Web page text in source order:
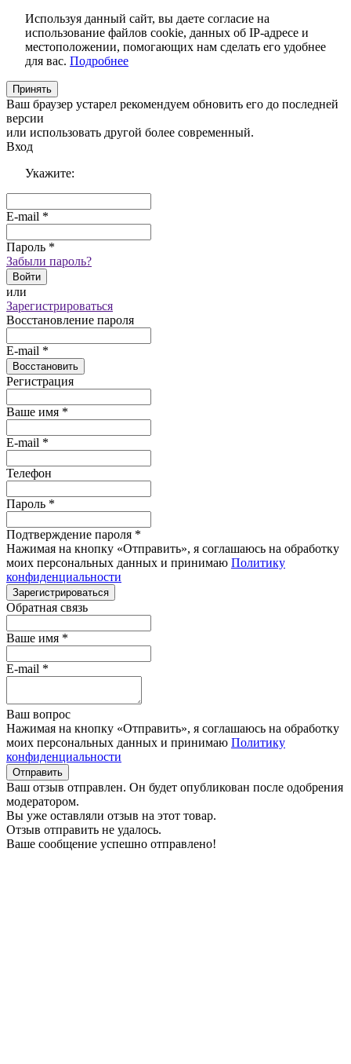
Используя данный сайт, вы даете согласие на
использование файлов cookie, данных об IP-адресе и
местоположении, помогающих нам сделать его удобнее
для вас. Подробнее
Принять
Ваш браузер устарел рекомендуем обновить его до последней
версии
или использовать другой более современный.
Вход
Укажите:
E-mail *
Пароль *
Забыли пароль?
Войти
или
Зарегистрироваться
Восстановление пароля
E-mail *
Восстановить
Регистрация
Ваше имя *
E-mail *
Телефон
Пароль *
Подтверждение пароля *
Нажимая на кнопку «Отправить», я соглашаюсь на обработку
моих персональных данных и принимаю Политику
конфиденциальности
Зарегистрироваться
Обратная связь
Ваше имя *
E-mail *
Ваш вопрос
Нажимая на кнопку «Отправить», я соглашаюсь на обработку
моих персональных данных и принимаю Политику
конфиденциальности
Отправить
Ваш отзыв отправлен. Он будет опубликован после одобрения
модератором.
Вы уже оставляли отзыв на этот товар.
Отзыв отправить не удалось.
Ваше сообщение успешно отправлено!